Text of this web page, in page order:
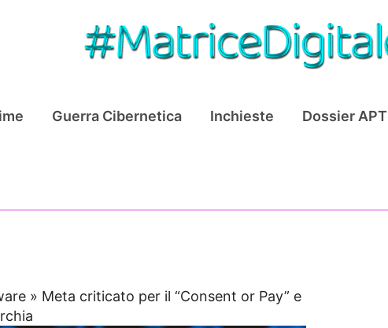
Guerra Cibernetica Inchieste Dossier APT
» Meta criticato per il “Consent or Pay” e